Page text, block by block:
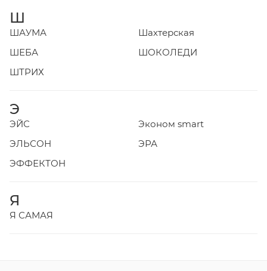
Ш
ШАУМА
Шахтерская
ШЕБА
ШОКОЛЕДИ
ШТРИХ
Э
ЭЙС
Эконом smart
ЭЛЬСОН
ЭРА
ЭФФЕКТОН
Я
Я САМАЯ